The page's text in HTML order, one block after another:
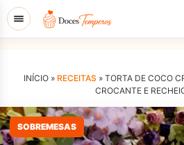
INÍCIO » RECEITAS » TORTA DE COCO
CROCANTE E
SOBREMESAS